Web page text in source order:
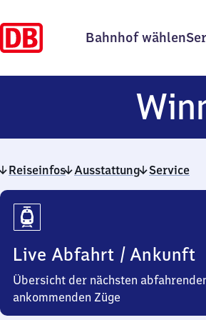
Bahnhof wählen
Reiseinfos Ausstattung Service
Reiseinfos
Live Abfahrt / Ankunft
Übersicht der nächsten
ankommenden Züge